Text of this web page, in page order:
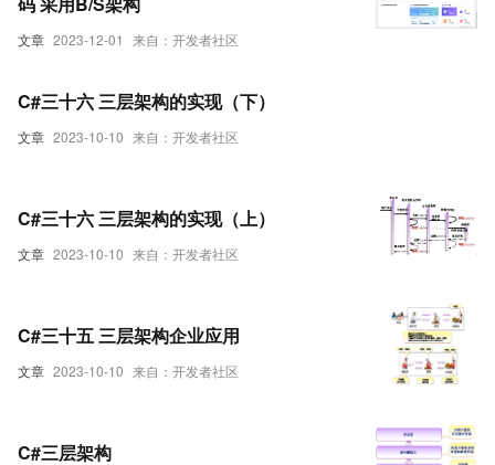
文章 2023-12-01 来自：开发者社区
文章 2023-10-10 来自：开发者社区
C#三十六 三层架构的实现（下）
文章 2023-10-10 来自：开发者社区
C#三十六 三层架构的实现（上）
文章 2023-10-10 来自：开发者社区
C#三十五 三层架构企业应用
C#三层架构